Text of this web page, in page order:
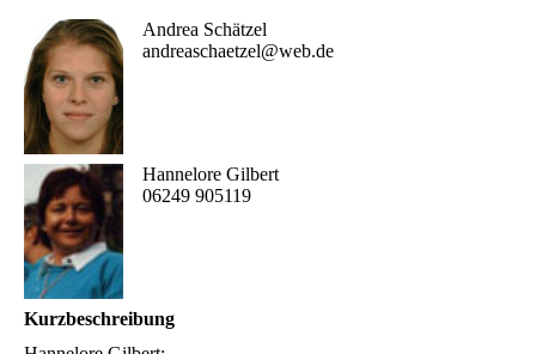
Andrea Schätzel
andreaschaetzel@web.de
Hannelore Gilbert
06249 905119
Kurzbeschreibung